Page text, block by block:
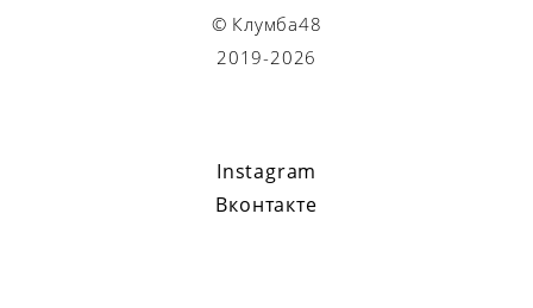
© Клумба48
2019-2026
Instagram
Вконтакте